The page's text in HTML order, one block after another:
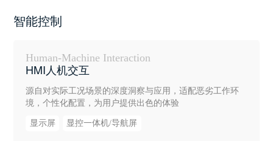
智能控制
Human-Machine Interaction
HMI人机交互
源自对实际工况场景的深度洞察与应用，适配恶劣工作环
境，个性化配置，为用户提供出色的体验
显示屏 显控一体机/导航屏